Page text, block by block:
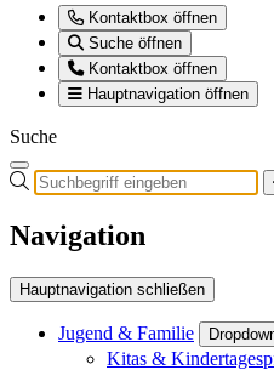
Kontaktbox öffnen
Suche öffnen
Kontaktbox öffnen
Hauptnavigation öffnen
Suche
Navigation
Hauptnavigation schließen
Jugend & Familie
Kitas &